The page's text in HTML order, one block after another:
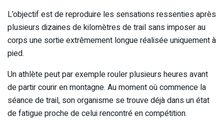
L’objectif est de reproduire les sensations ressenties après
plusieurs dizaines de kilomètres de trail sans imposer au
corps une sortie extrêmement longue réalisée uniquement à
pied.
Un athlète peut par exemple rouler plusieurs heures avant
de partir courir en montagne. Au moment où commence la
séance de trail, son organisme se trouve déjà dans un état
de fatigue proche de celui rencontré en compétition.